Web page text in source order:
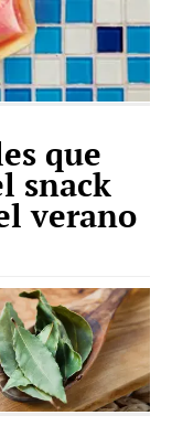
que
snack
verano